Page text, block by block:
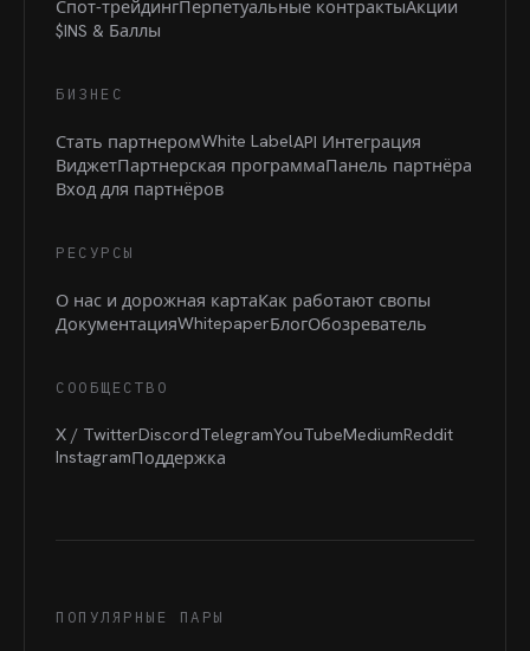
Спот-трейдингПерпетуальные контрактыАкции
$INS & Баллы
БИЗНЕС
Стать партнеромWhite LabelAPI Интеграция
ВиджетПартнерская программаПанель партнёра
Вход для партнёров
РЕСУРСЫ
О нас и дорожная картаКак работают свопы
ДокументацияWhitepaperБлогОбозреватель
СООБЩЕСТВО
X / TwitterDiscordTelegramYouTubeMediumReddit
InstagramПоддержка
ПОПУЛЯРНЫЕ ПАРЫ